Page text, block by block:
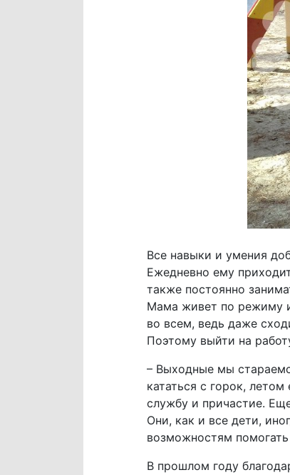
Все навыки и умения
Ежедневно ему
также постоянно
Мама живет по режиму
во всем, ведь даже
Поэтому выйти на
– Выходные мы
кататься с горок,
службу и причастие.
Они, как и все дети,
возможностям
В прошлом году